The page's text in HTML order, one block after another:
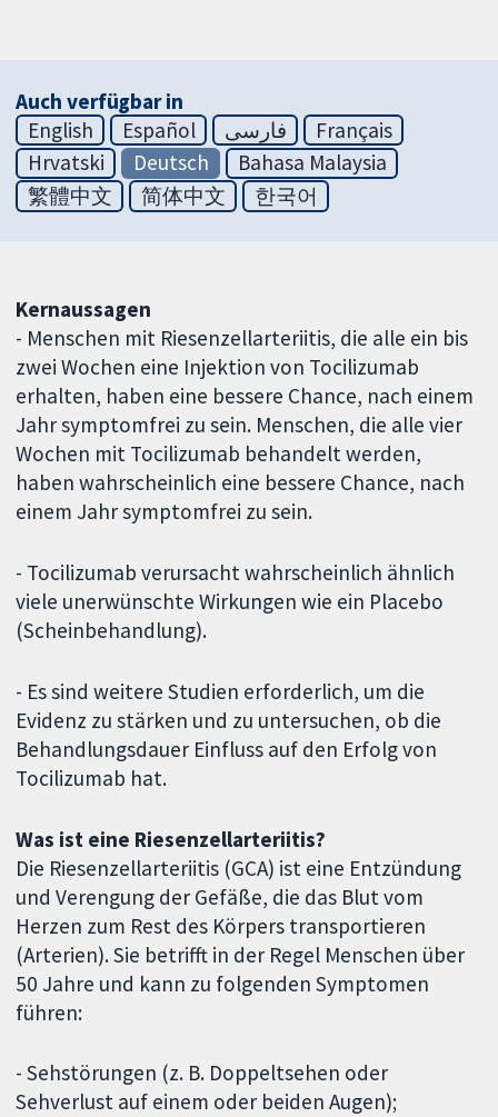
Auch verfügbar in
English
Español فارسی
Français
Hrvatski
Deutsch
Bahasa Malaysia
繁體中文
简体中文 한국어
Kernaussagen
- Menschen mit Riesenzellarteriitis, die alle ein bis
zwei Wochen eine Injektion von Tocilizumab
erhalten, haben eine bessere Chance, nach einem
Jahr symptomfrei zu sein. Menschen, die alle vier
Wochen mit Tocilizumab behandelt werden,
haben wahrscheinlich eine bessere Chance, nach
einem Jahr symptomfrei zu sein.
- Tocilizumab verursacht wahrscheinlich ähnlich
viele unerwünschte Wirkungen wie ein Placebo
(Scheinbehandlung).
- Es sind weitere Studien erforderlich, um die
Evidenz zu stärken und zu untersuchen, ob die
Behandlungsdauer Einfluss auf den Erfolg von
Tocilizumab hat.
Was ist eine Riesenzellarteriitis?
Die Riesenzellarteriitis (GCA) ist eine Entzündung
und Verengung der Gefäße, die das Blut vom
Herzen zum Rest des Körpers transportieren
(Arterien). Sie betrifft in der Regel Menschen über
50 Jahre und kann zu folgenden Symptomen
führen:
- Sehstörungen (z. B. Doppeltsehen oder
Sehverlust auf einem oder beiden Augen);